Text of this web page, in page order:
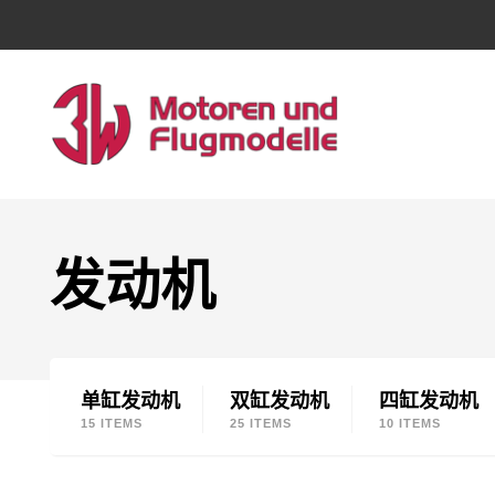
发动机
单缸发动机
15 ITEMS
双缸发动机
25 ITEMS
四缸发动机
10 ITEMS